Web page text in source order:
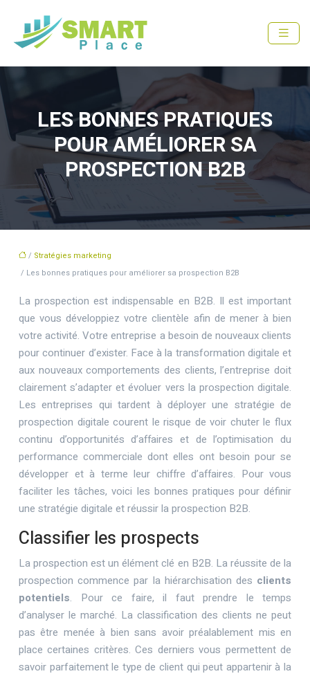
LES BONNES PRATIQUES
POUR AMÉLIORER SA
PROSPECTION B2B
/ Stratégies marketing
/ Les bonnes pratiques pour améliorer sa prospection B2B
La prospection est indispensable en B2B. Il est important
que vous développiez votre clientèle afin de mener à bien
votre activité. Votre entreprise a besoin de nouveaux clients
pour continuer d’exister. Face à la transformation digitale et
aux nouveaux comportements des clients, l’entreprise doit
clairement s’adapter et évoluer vers la prospection digitale.
Les entreprises qui tardent à déployer une stratégie de
prospection digitale courent le risque de voir chuter le flux
continu d’opportunités d’affaires et de l’optimisation du
performance commerciale dont elles ont besoin pour se
développer et à terme leur chiffre d’affaires. Pour vous
faciliter les tâches, voici les bonnes pratiques pour définir
une stratégie digitale et réussir la prospection B2B.
Classifier les prospects
La prospection est un élément clé en B2B. La réussite de la
prospection commence par la hiérarchisation des clients
potentiels. Pour ce faire, il faut prendre le temps
d’analyser le marché. La classification des clients ne peut
pas être menée à bien sans avoir préalablement mis en
place certaines critères. Ces derniers vous permettent de
savoir parfaitement le type de client qui peut appartenir à la